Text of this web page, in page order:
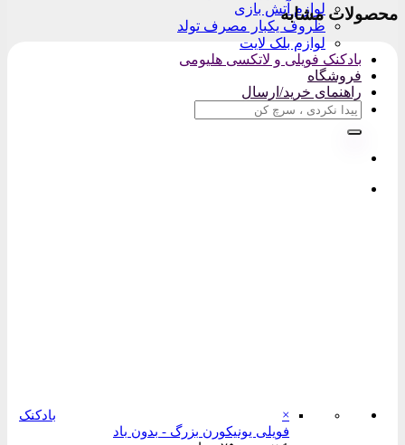
لوازم آتش بازی
ظروف یکبار مصرف تولد
لوازم بلک لایت
بادکنک فویلی و لاتکسی هلیومی
فروشگاه
راهنمای خرید/ارسال
جستجو
×
بادکنک
فویلی یونیکورن بزرگ - بدون باد
محصولات مشابه